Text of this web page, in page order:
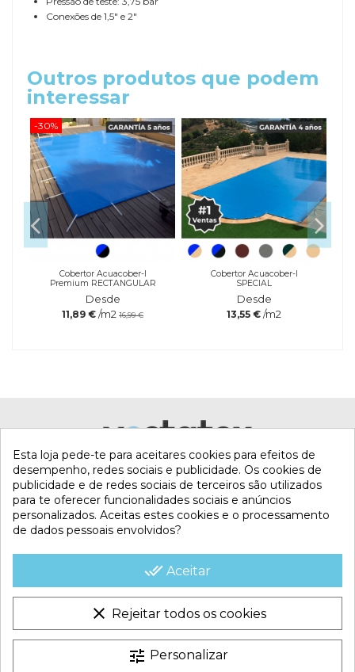
Conexões de 1,5" e 2"
Outros produtos que podem
interessar
-30%
Cobertor Acuacober-I
Premium RECTANGULAR
Desde
11,89 € /m2 16,99 €
Cobertor Acuacober-I
SPECIAL
Desde
13,55 € /m2
CONTACTA CON NOSOTROS
CONDICIONES COMERCIALES
Esta loja pede-te para aceitares cookies para efeitos de
desempenho, redes sociais e publicidade. Os cookies de
publicidade e de redes sociais de terceiros são utilizados
para te oferecer funcionalidades sociais e anúncios
personalizados. Aceitas estes cookies e o processamento
de dados pessoais envolvidos?
done_all Aceitar
clear Rejeitar todos os cookies
tune Personalizar